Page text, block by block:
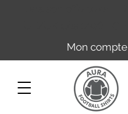
Mon compte